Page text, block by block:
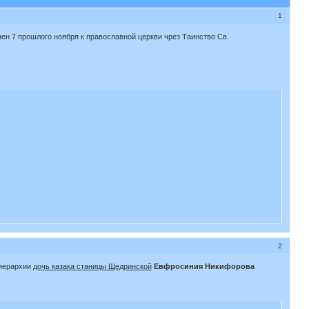
1
7 прошлого ноября к православной церкви чрез Таинство Св.
2
дочь казака станицы Щедринской Евфросиния Никифорова